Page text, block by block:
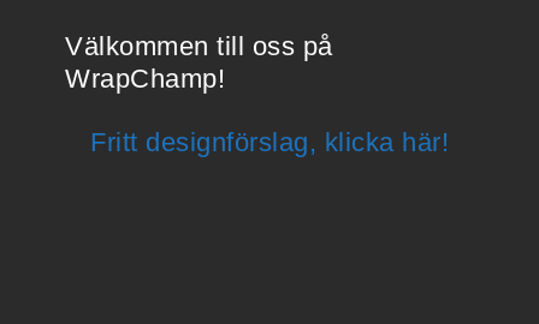
Välkommen till oss på
WrapChamp!
Fritt designförslag, klicka här!